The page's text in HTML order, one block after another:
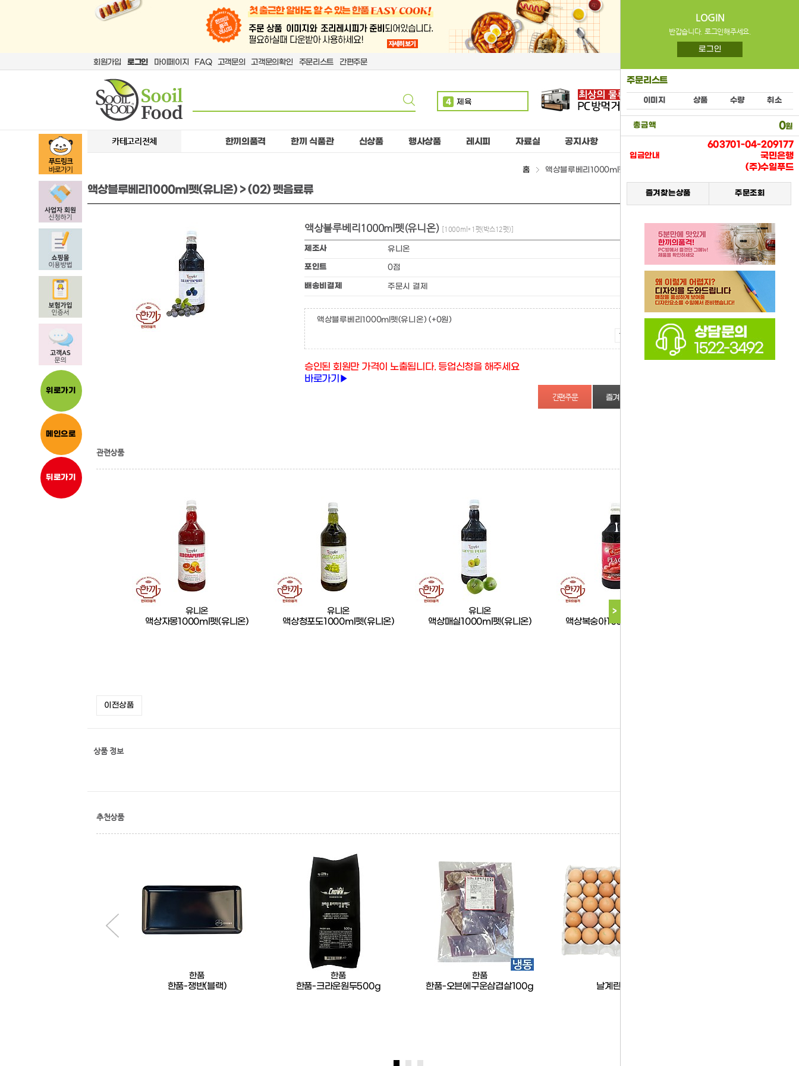
회원가입 로그인 마이페이지 FAQ 고객문의 고객문의확인 주문리스트 간편주문
4 제육
치킨
1 만두
위로가기
메인으로
뒤로가기
카테고리전체 한끼의품격 한끼 식품관 신상품 행사상품 레시피 자료실 공지사항
홈 액상블루베리1000ml펫(유니온) > (02) 펫음료류
액상블루베리1000ml펫(유니온) > (02) 펫음료류
LOGIN
반갑습니다. 로그인해주세요.
로그인
주문리스트
이미지 상품 수량 취소
총금액 0원
입금안내
603701-04-209177
국민은행
(주)수일푸드
즐겨찾는상품 주문조회
>
액상블루베리1000ml펫(유니온) [1000ml*1펫(박스12펫)]
제조사 유니온
포인트 0점
배송비결제 주문시 결제
액상블루베리1000ml펫(유니온) (+0원)
증가
감소
승인된 회원만 가격이 노출됩니다. 등업신청을 해주세요
바로가기▶
즐겨찾기
관련상품
유니온
액상자몽1000ml펫(유니온)
유니온
액상청포도1000ml펫(유니온)
유니온
액상매실1000ml펫(유니온)
유니온
액상복숭아1000ml펫(유니온)
이전상품
상품 정보
추천상품
한품
한품-쟁반(블랙)
한품
한품-크라운원두500g
한품
한품-오븐에구운삼겹살100g 날계란(30입)